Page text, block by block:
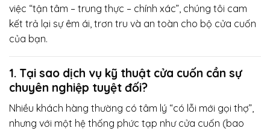
việc “tận tâm – trung thực – chính xác”, chúng tôi cam
kết trả lại sự êm ái, trơn tru và an toàn cho bộ cửa cuốn
của bạn.
1. Tại sao dịch vụ kỹ thuật cửa cuốn cần sự
chuyên nghiệp tuyệt đối?
Nhiều khách hàng thường có tâm lý “có lỗi mới gọi thợ”,
nhưng với một hệ thống phức tạp như cửa cuốn (bao